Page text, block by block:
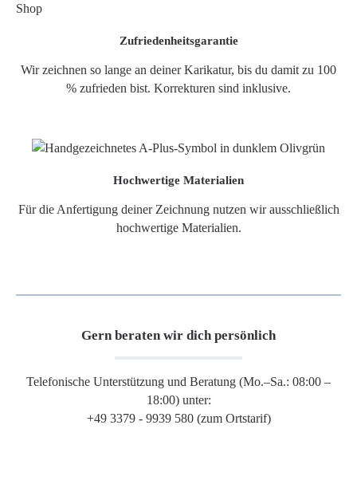
Zufriedenheitsgarantie
Wir zeichnen so lange an deiner Karikatur, bis du damit zu 100
% zufrieden bist. Korrekturen sind inklusive.
Hochwertige Materialien
Für die Anfertigung deiner Zeichnung nutzen wir ausschließlich
hochwertige Materialien.
Gern beraten wir dich persönlich
Telefonische Unterstützung und Beratung (Mo.–Sa.: 08:00 –
18:00) unter:
+49 3379 - 9939 580 (zum Ortstarif)